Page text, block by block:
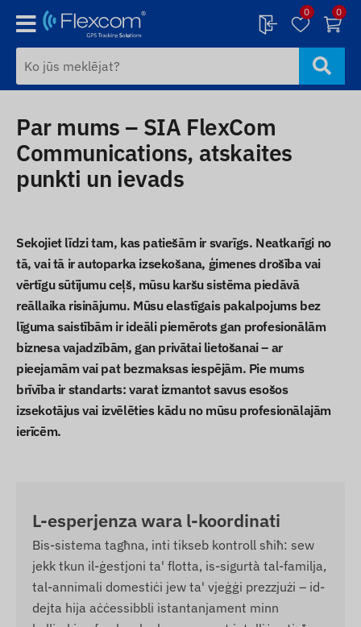
0 0
Par mums – SIA FlexCom
Communications, atskaites
punkti un ievads
Sekojiet līdzi tam, kas patiešām ir svarīgs. Neatkarīgi no
tā, vai tā ir autoparka izsekošana, ģimenes drošība vai
vērtīgu sūtījumu ceļš, mūsu karšu sistēma piedāvā
reāllaika risinājumu. Mūsu elastīgais pakalpojums bez
līguma saistībām ir ideāli piemērots gan profesionālām
biznesa vajadzībām, gan privātai lietošanai – ar
pieejamām vai pat bezmaksas iespējām. Pie mums
brīvība ir standarts: varat izmantot savus esošos
izsekotājus vai izvēlēties kādu no mūsu profesionālajām
ierīcēm.
L-esperjenza wara l-koordinati
Bis-sistema tagħna, inti tikseb kontroll sħiħ: sew
jekk tkun il-ġestjoni ta' flotta, is-sigurtà tal-familja,
tal-annimali domestiċi jew ta' vjeġġi prezzjużi – id-
dejta hija aċċessibbli istantanjament minn